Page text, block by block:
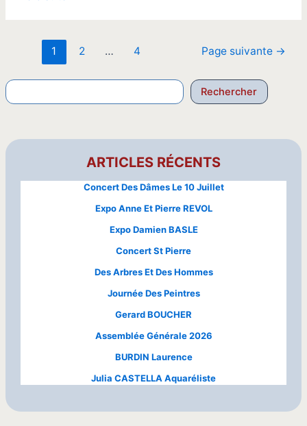
Rechercher
ARTICLES RÉCENTS
Concert Des Dâmes Le 10 Juillet
Expo Anne Et Pierre REVOL
Expo Damien BASLE
Concert St Pierre
Des Arbres Et Des Hommes
Journée Des Peintres
Gerard BOUCHER
Assemblée Générale 2026
BURDIN Laurence
Julia CASTELLA Aquaréliste
Pagination
publications
1 2 … 4 Page suivante →